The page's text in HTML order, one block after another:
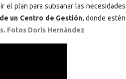
plan para subsanar las necesidades
un Centro de Gestión, donde estén
Fotos Doris Hernández